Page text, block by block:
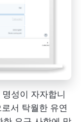
성이 자자합니
서 탁월한 유연